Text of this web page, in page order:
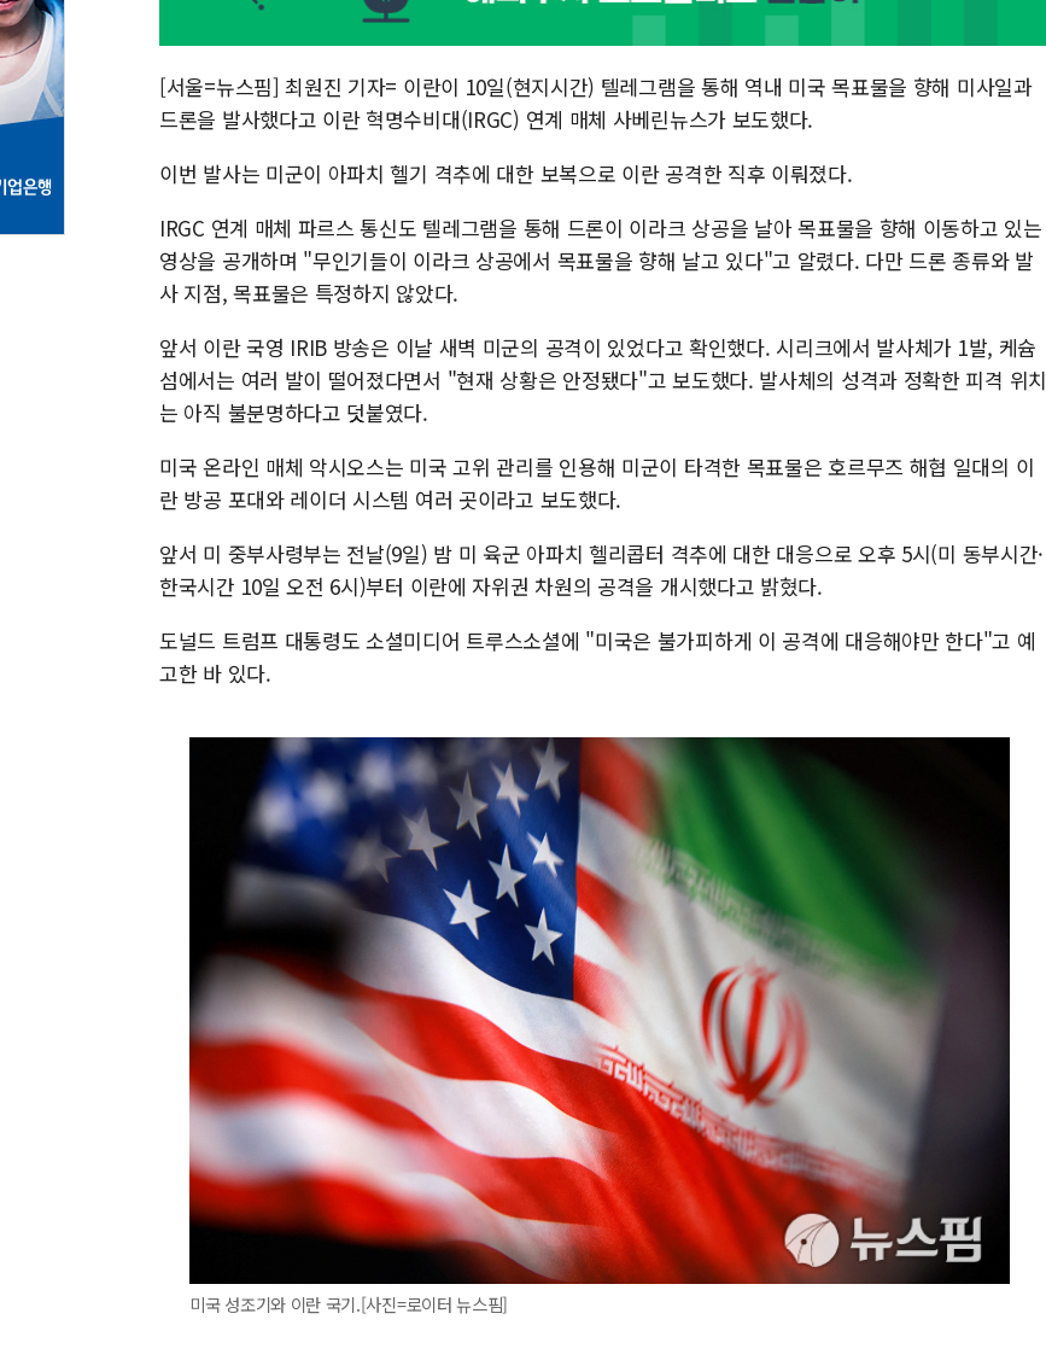
[서울=뉴스핌] 최원진 기자= 이란이 10일(현지시간) 텔레그램을 통해 역내 미국 목표물을 향해 미사일과
드론을 발사했다고 이란 혁명수비대(IRGC) 연계 매체 사베린뉴스가 보도했다.
이번 발사는 미군이 아파치 헬기 격추에 대한 보복으로 이란 공격한 직후 이뤄졌다.
IRGC 연계 매체 파르스 통신도 텔레그램을 통해 드론이 이라크 상공을 날아 목표물을 향해 이동하고 있는
영상을 공개하며 "무인기들이 이라크 상공에서 목표물을 향해 날고 있다"고 알렸다. 다만 드론 종류와 발
사 지점, 목표물은 특정하지 않았다.
앞서 이란 국영 IRIB 방송은 이날 새벽 미군의 공격이 있었다고 확인했다. 시리크에서 발사체가 1발, 케슘
섬에서는 여러 발이 떨어졌다면서 "현재 상황은 안정됐다"고 보도했다. 발사체의 성격과 정확한 피격 위치
는 아직 불분명하다고 덧붙였다.
미국 온라인 매체 악시오스는 미국 고위 관리를 인용해 미군이 타격한 목표물은 호르무즈 해협 일대의 이
란 방공 포대와 레이더 시스템 여러 곳이라고 보도했다.
앞서 미 중부사령부는 전날(9일) 밤 미 육군 아파치 헬리콥터 격추에 대한 대응으로 오후 5시(미 동부시간·
한국시간 10일 오전 6시)부터 이란에 자위권 차원의 공격을 개시했다고 밝혔다.
도널드 트럼프 대통령도 소셜미디어 트루스소셜에 "미국은 불가피하게 이 공격에 대응해야만 한다"고 예
고한 바 있다.
미국 성조기와 이란 국기.[사진=로이터 뉴스핌]